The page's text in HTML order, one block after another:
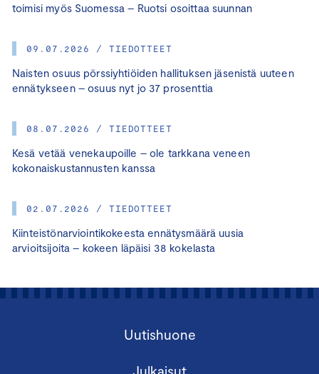
toimisi myös Suomessa – Ruotsi osoittaa suunnan
09.07.2026 / TIEDOTTEET
Naisten osuus pörssiyhtiöiden hallituksen jäsenistä uuteen
ennätykseen – osuus nyt jo 37 prosenttia
08.07.2026 / TIEDOTTEET
Kesä vetää venekaupoille – ole tarkkana veneen
kokonaiskustannusten kanssa
02.07.2026 / TIEDOTTEET
Kiinteistönarviointikokeesta ennätysmäärä uusia
arvioitsijoita – kokeen läpäisi 38 kokelasta
Uutishuone
Julkaisut